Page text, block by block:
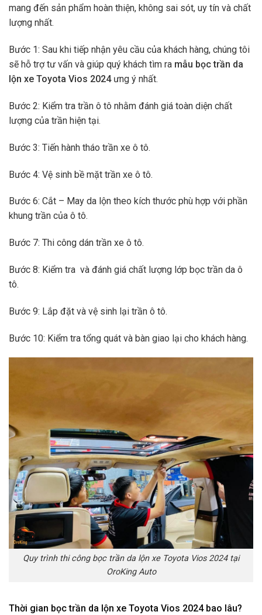
mang đến sản phẩm hoàn thiện, không sai sót, uy tín và chất
lượng nhất.
Bước 1: Sau khi tiếp nhận yêu cầu của khách hàng, chúng tôi
sẽ hỗ trợ tư vấn và giúp quý khách tìm ra mẫu bọc trần da
lộn xe Toyota Vios 2024 ưng ý nhất.
Bước 2: Kiểm tra trần ô tô nhằm đánh giá toàn diện chất
lượng của trần hiện tại.
Bước 3: Tiến hành tháo trần xe ô tô.
Bước 4: Vệ sinh bề mặt trần xe ô tô.
Bước 6: Cắt – May da lộn theo kích thước phù hợp với phần
khung trần của ô tô.
Bước 7: Thi công dán trần xe ô tô.
Bước 8: Kiểm tra và đánh giá chất lượng lớp bọc trần da ô
tô.
Bước 9: Lắp đặt và vệ sinh lại trần ô tô.
Bước 10: Kiểm tra tổng quát và bàn giao lại cho khách hàng.
Quy trình thi công bọc trần da lộn xe Toyota Vios 2024 tại
OroKing Auto
Thời gian bọc trần da lộn xe Toyota Vios 2024 bao lâu?